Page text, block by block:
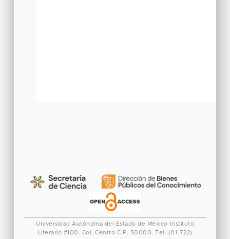
Universidad Autónoma del Estado de México
Instituto
Literario #100. Col. Centro C.P. 50000. Tel. (01-722)